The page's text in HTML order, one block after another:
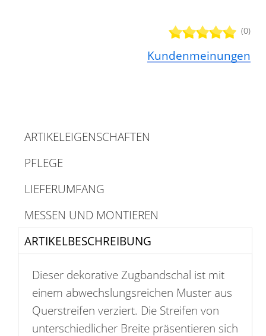
(0)
Kundenmeinungen
ARTIKELBESCHREIBUNG
ARTIKELEIGENSCHAFTEN
PFLEGE
LIEFERUMFANG
MESSEN UND MONTIEREN
Dieser dekorative Zugbandschal ist mit
einem abwechslungsreichen Muster aus
Querstreifen verziert. Die Streifen von
unterschiedlicher Breite präsentieren sich